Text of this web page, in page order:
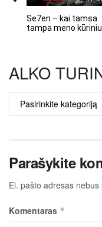
Se7en – kai tamsa
tampa meno kūriniu
ALKO
TURINYS
Parašykite
El. pašto adresas nebus
Komentaras *